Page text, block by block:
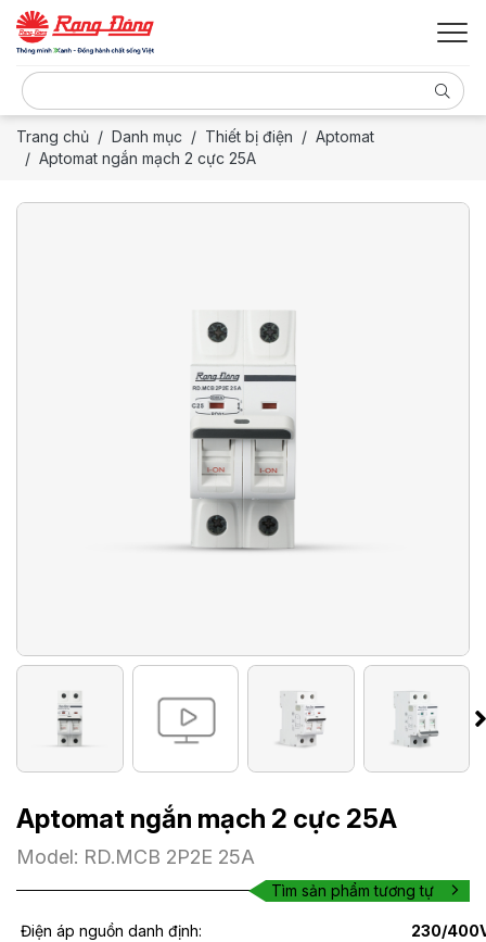
Trang chủ Danh mục Thiết bị điện
Aptomat
Aptomat ngắn mạch 2 cực 25A
Aptomat ngắn mạch 2 cực 25A
Model: RD.MCB 2P2E 25A
Tìm sản phẩm tương tự
Điện áp nguồn danh định:
230/